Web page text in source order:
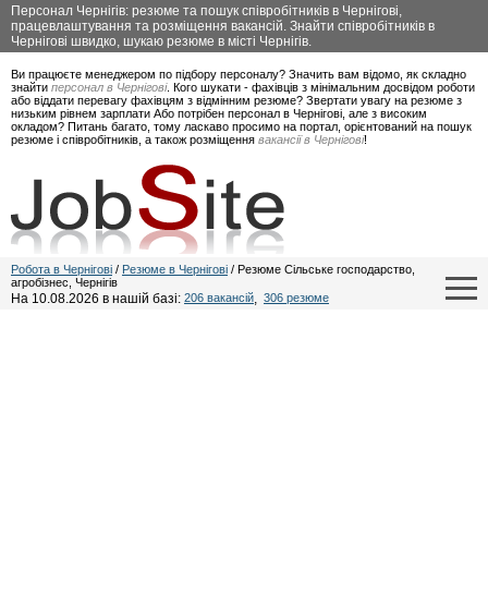
Персонал Чернігів: резюме та пошук співробітників в Чернігові,
працевлаштування та розміщення вакансій. Знайти співробітників в
Чернігові швидко, шукаю резюме в місті Чернігів.
Ви працюєте менеджером по підбору персоналу? Значить вам відомо, як складно
знайти персонал в Чернігові. Кого шукати - фахівців з мінімальним досвідом роботи
або віддати перевагу фахівцям з відмінним резюме? Звертати увагу на резюме з
низьким рівнем зарплати Або потрібен персонал в Чернігові, але з високим
окладом? Питань багато, тому ласкаво просимо на портал, орієнтований на пошук
резюме і співробітників, а також розміщення вакансії в Чернігові!
Робота в Чернігові / Резюме в Чернігові / Резюме Сільське господарство,
агробізнес, Чернігів
На 10.08.2026 в нашій базі: 206 вакансій, 306 резюме